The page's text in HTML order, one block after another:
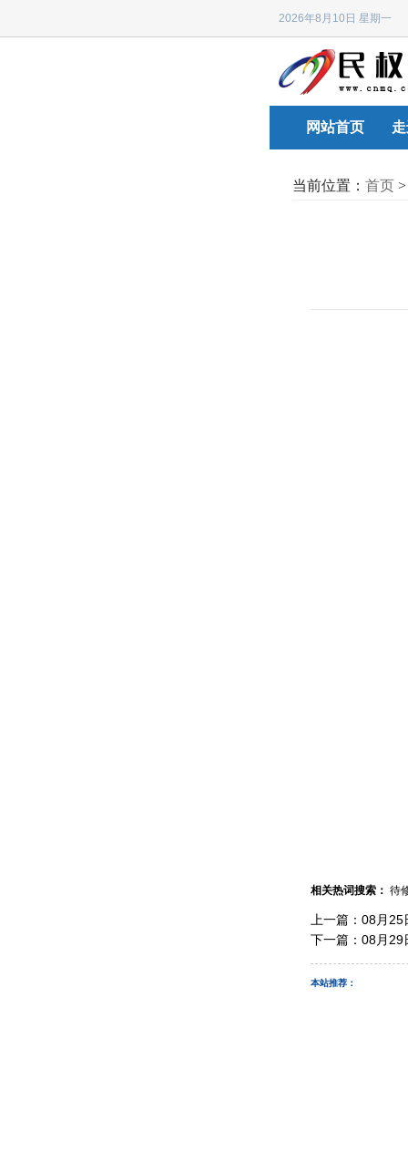
2026年8月10日 星期一
网站首页
当前位置： 首页
相关热词搜索： 待
上一篇： 08月25
下一篇： 08月29
本站推荐：